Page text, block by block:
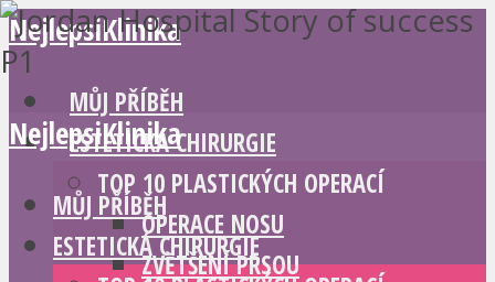
NejlepsiKlinika
MŮJ PŘÍBĚH
ESTETICKÁ CHIRURGIE
TOP 10 PLASTICKÝCH OPERACÍ
OPERACE NOSU
ZVĚTŠENÍ PRSOU
NejlepsiKlinika
MŮJ PŘÍBĚH
ESTETICKÁ CHIRURGIE